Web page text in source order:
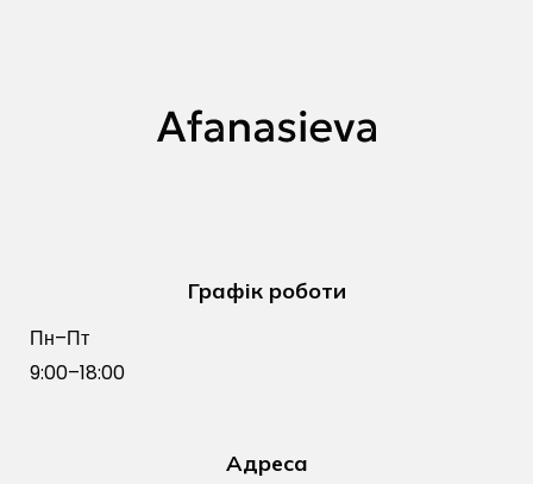
Графік роботи
Пн–Пт
9:00–18:00
Адреса